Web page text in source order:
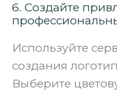
6. Создайте
Используйте
создания
Выберите